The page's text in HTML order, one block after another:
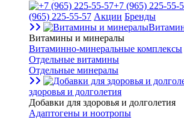
+7 (965) 225-55-
(965) 225-55-57 Акции Бренды
Витамины и минералы
Витаминно-минеральные комплексы
Отдельные витамины
Отдельные минералы
здоровья и долголетия
Добавки для здоровья и долголетия
Адаптогены и ноотропы